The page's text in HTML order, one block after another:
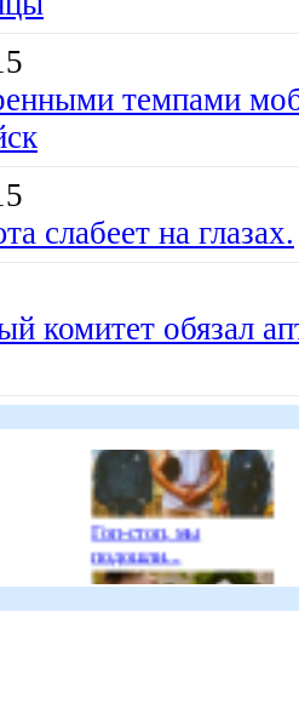
темпами
слабеет на глазах.
комитет обязал
Гоп-стоп, мы
подошли...